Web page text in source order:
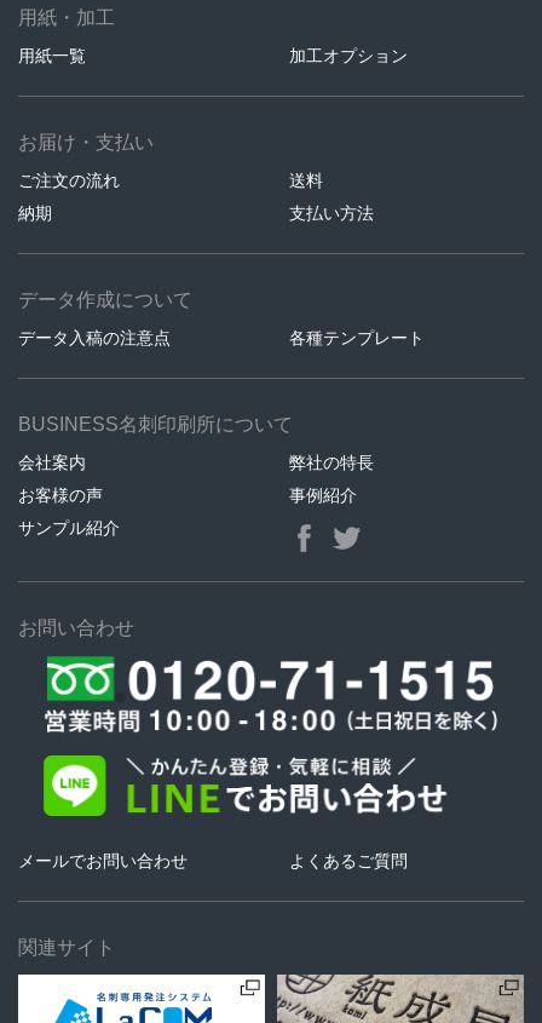
用紙・加工
用紙一覧 加工オプション
お届け・支払い
ご注文の流れ
送料
納期
支払い方法
データ作成について
データ入稿の注意点 各種テンプレート
BUSINESS名刺印刷所について
会社案内
弊社の特長
お客様の声
事例紹介
サンプル紹介
お問い合わせ
メールでお問い合わせ よくあるご質問
関連サイト